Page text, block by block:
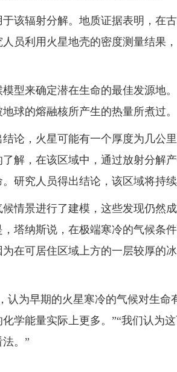
该辐射分解。地质证据表明，在
员利用火星地壳的密度测量结果
型来确定潜在生命的最佳发源地
球的熔融核所产生的热量所煮过。
论，火星可能有一个厚度为几公
解，在该区域中，通过放射分解
研究人员得出结论，该区域将持续
情景进行了建模，这些发现仍然
塔纳斯说，在极端寒冷的气候条
在可居住区域上方的一层较厚的
认为早期的火星寒冷的气候对生命
学能量实际上更多。”“我们认为
。”